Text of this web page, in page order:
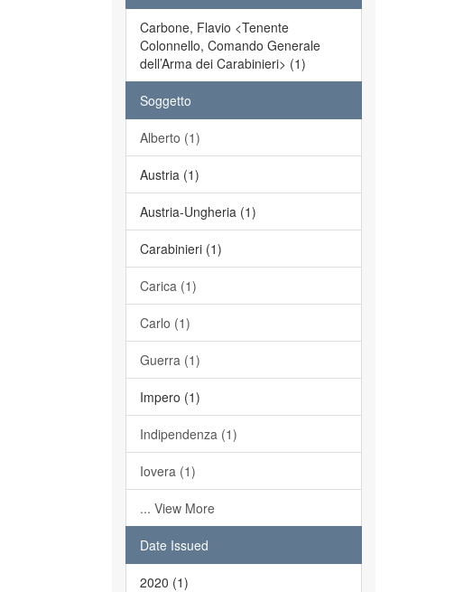
Carbone, Flavio <Tenente
Colonnello, Comando Generale
dell’Arma dei Carabinieri> (1)
Soggetto
Alberto (1)
Austria (1)
Austria-Ungheria (1)
Carabinieri (1)
Carica (1)
Carlo (1)
Guerra (1)
Impero (1)
Indipendenza (1)
Iovera (1)
... View More
Date Issued
2020 (1)